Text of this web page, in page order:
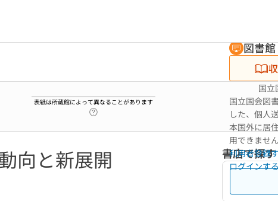
表紙は所蔵館によって異なることがあります
図書
国立
国立国会図
した、個人
本国外に居
用できません
利用者登録
ログインす
向と新展開
書店で探す